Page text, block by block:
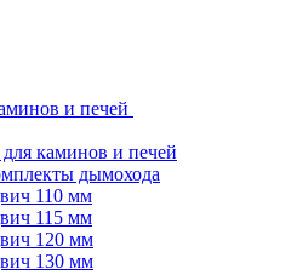
и печей
каминов и печей
дымохода
110 мм
115 мм
120 мм
130 мм